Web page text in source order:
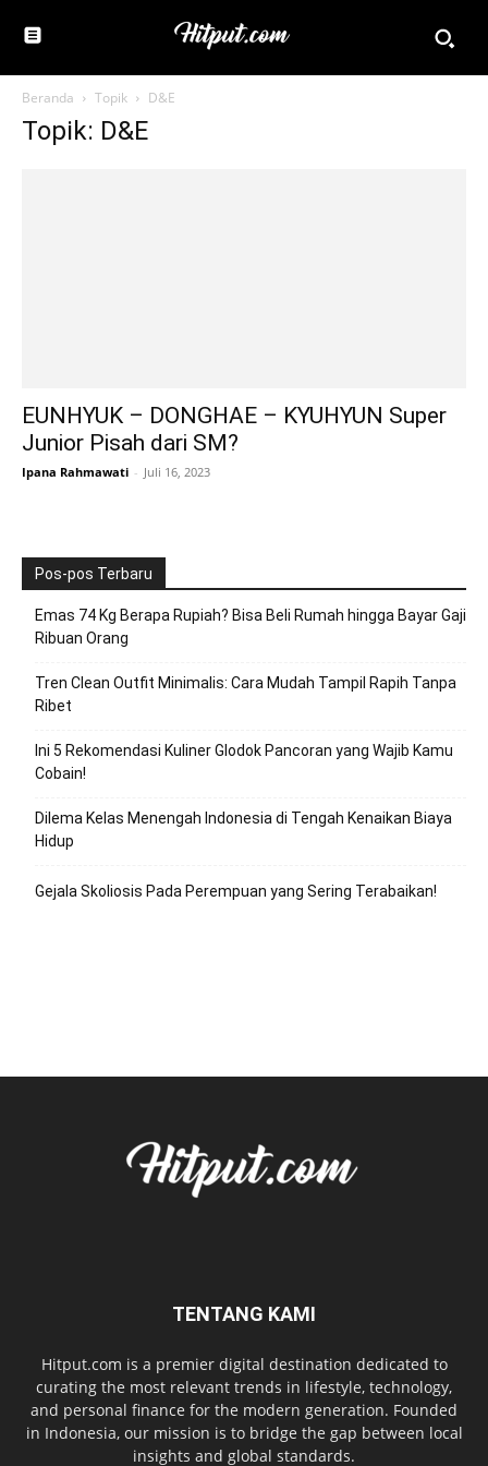
Beranda Topik D&E
Topik: D&E
EUNHYUK – DONGHAE – KYUHYUN Super
Junior Pisah dari SM?
Ipana Rahmawati - Juli 16, 2023
Pos-pos Terbaru
Emas 74 Kg Berapa Rupiah? Bisa Beli Rumah hingga Bayar Gaji
Ribuan Orang
Tren Clean Outfit Minimalis: Cara Mudah Tampil Rapih Tanpa
Ribet
Ini 5 Rekomendasi Kuliner Glodok Pancoran yang Wajib Kamu
Cobain!
Dilema Kelas Menengah Indonesia di Tengah Kenaikan Biaya
Hidup
Gejala Skoliosis Pada Perempuan yang Sering Terabaikan!
TENTANG KAMI
Hitput.com is a premier digital destination dedicated to
curating the most relevant trends in lifestyle, technology,
and personal finance for the modern generation. Founded
in Indonesia, our mission is to bridge the gap between local
insights and global standards.